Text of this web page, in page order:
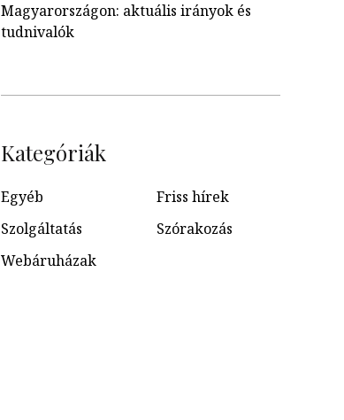
Magyarországon: aktuális irányok és
tudnivalók
Kategóriák
Egyéb
Friss hírek
Szolgáltatás
Szórakozás
Webáruházak